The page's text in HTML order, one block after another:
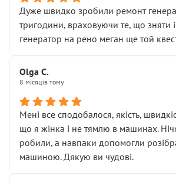
• реальної діагностики, а не
“подивились і поїхав”
На жаль, складається враження, що
Стосовно комунікації - все добре
Дуже швидко зробили ремонт
тригодини, враховуючи те, що зняти
генератор на рено меган ще той
Olga С.
8 місяців тому
Мені все сподобалося, якість,
що я жінка і не тямлю в машинах.
робили, а навпаки допомогли
машиною. Дякую ви чудові.